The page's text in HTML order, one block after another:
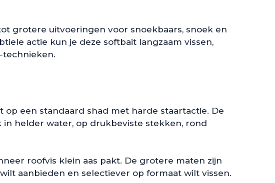
grotere uitvoeringen voor snoekbaars, snoek en
actie kun je deze softbait langzaam vissen,
op een standaard shad met harde staartactie. De
helder water, op drukbeviste stekken, rond
roofvis klein aas pakt. De grotere maten zijn
aanbieden en selectiever op formaat wilt vissen.